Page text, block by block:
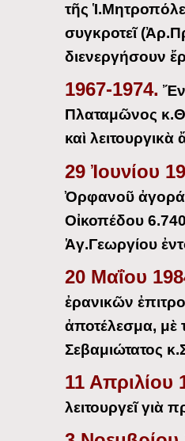
τῆς
συγκροτεῖ
διενεργήσουν
1967-1974.
Πλαταμῶνος
καὶ
29 Ἰουνίου
Ὀρφανοῦ
Οἰκοπέδου
Ἁγ.Γεωργίου
20 Μαΐου
ἐρανικῶν
ἀποτέλεσμα, μὲ
Σεβαμιώτατος
11 Απριλίου
λειτουργεῖ γιὰ